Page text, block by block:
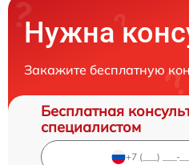
Нужна
Закажите бесплатную
Бесплатная
специалистом